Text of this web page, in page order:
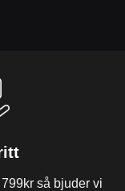
så bjuder vi